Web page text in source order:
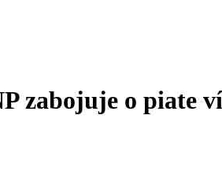
zabojuje o piate